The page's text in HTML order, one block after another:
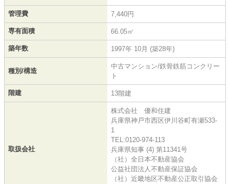
管理費 7,440円
専有面積 66.05㎡
築年数 1997年 10月 (築28年)
種別/構造
中古マンション/鉄骨鉄筋コンクリー
ト
階建 13階建
取扱会社
株式会社 優和住建
兵庫県神戸市西区伊川谷町有瀬533-
1
TEL:0120-974-113
兵庫県知事 (4) 第11341号
（社）全日本不動産協会
公益社団法人不動産保証協会
（社）近畿地区不動産公正取引協会